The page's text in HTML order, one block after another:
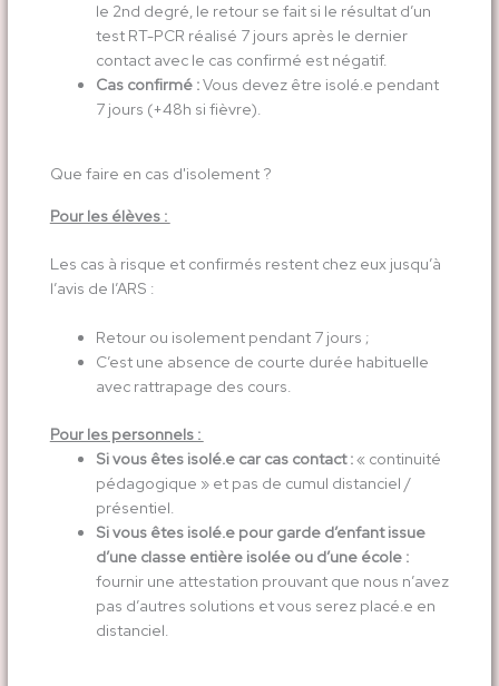
le 2nd degré, le retour se fait si le résultat d’un
test RT-PCR réalisé 7 jours après le dernier
contact avec le cas confirmé est négatif.
Cas confirmé :Vous devez être isolé.e pendant
7 jours (+48h si fièvre).
Que faire en cas d'isolement ?
Pour les élèves :
Les cas à risque et confirmés restent chez eux jusqu’à
l’avis de l’ARS :
Retour ou isolement pendant 7 jours ;
C’est une absence de courte durée habituelle
avec rattrapage des cours.
Pour les personnels :
Si vous êtes isolé.e car cas contact :« continuité
pédagogique » et pas de cumul distanciel /
présentiel.
Si vous êtes isolé.e pour garde d’enfant issue
d’une classe entière isolée ou d’une école :
fournir une attestation prouvant que nous n’avez
pas d’autres solutions et vous serez placé.e en
distanciel.